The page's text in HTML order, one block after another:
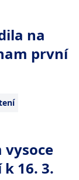
na
první
16. 3.